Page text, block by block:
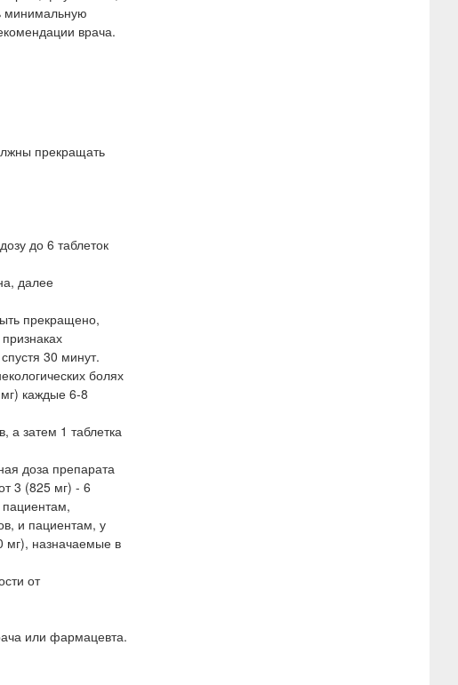
минимальную
врача.
прекращать
до 6 таблеток
далее
прекращено,
30 минут.
болях
каждые 6-8
а затем 1 таблетка
доза препарата
3 (825 мг) - 6
и пациентам, у
мг), назначаемые в
от
или фармацевта.